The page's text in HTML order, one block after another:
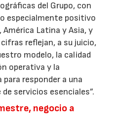
del Grupo, con
especialmente positivo
América Latina y Asia, y
reflejan, a su juicio,
modelo, la calidad
operativa y la
para responder a una
servicios esenciales”.
negocio a